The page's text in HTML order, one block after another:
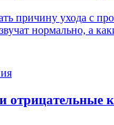
причину ухода с
нормально, а